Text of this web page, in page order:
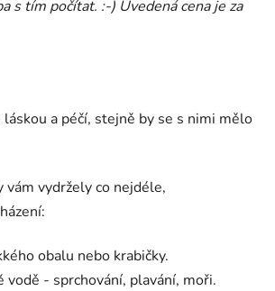
s tím počítat. :-) Uvedená cena je za
a péčí, stejně by se s nimi mělo
vám vydržely co nejdéle,
obalu nebo krabičky.
vodě - sprchování, plavání, moři.